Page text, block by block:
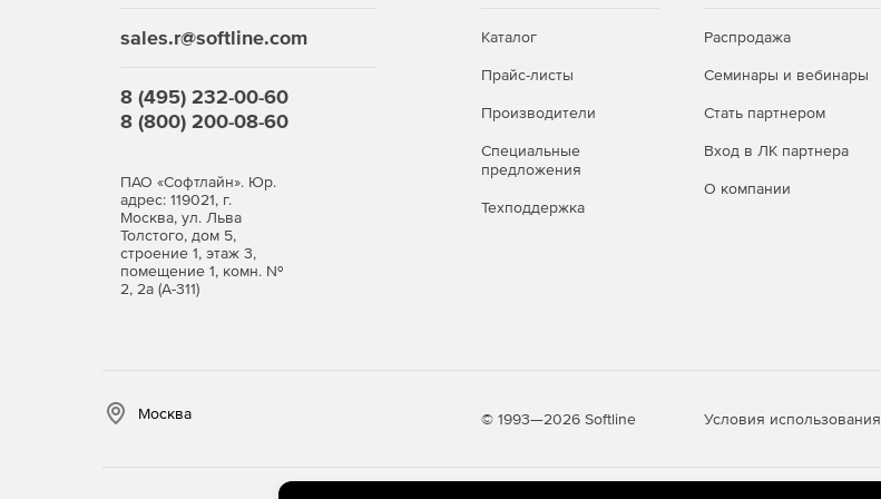
sales.r@softline.com
8 (495) 232-00-60
8 (800) 200-08-60
ПАО «Софтлайн». Юр.
адрес: 119021, г.
Москва, ул. Льва
Толстого, дом 5,
строение 1, этаж 3,
помещение 1, комн. №
2, 2а (А-311)
Каталог
Прайс-листы
Производители
Специальные
предложения
Техподдержка
Распродажа
Семинары и вебинары
Стать партнером
Вход в ЛК партнера
О компании
Москва © 1993—2026 Softline Условия использования